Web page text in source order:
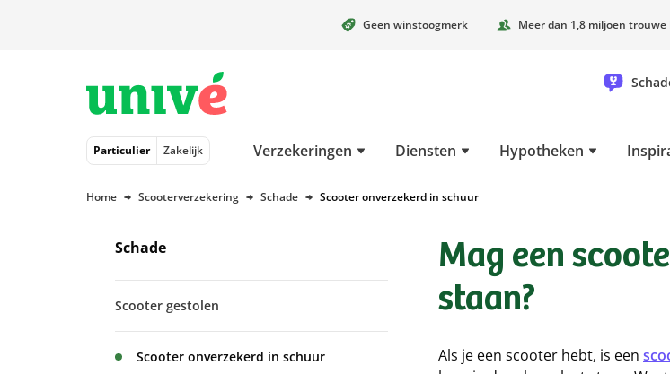
Geen winstoogmerk Meer dan 1,8 miljoen trouwe
Particulier Zakelijk Verzekeringen Diensten Hypotheken
Home Scooterverzekering Schade Scooter onverzekerd in schuur
Schade
Scooter gestolen
Scooter onverzekerd in schuur
Mag een
staan?
Als je een scooter hebt, is een